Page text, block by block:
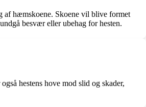
af hæmskoene. Skoene vil blive formet
besvær eller ubehag for hesten.
hestens hove mod slid og skader,